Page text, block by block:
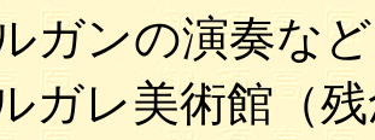
ガンの演奏な
ガレ美術館（